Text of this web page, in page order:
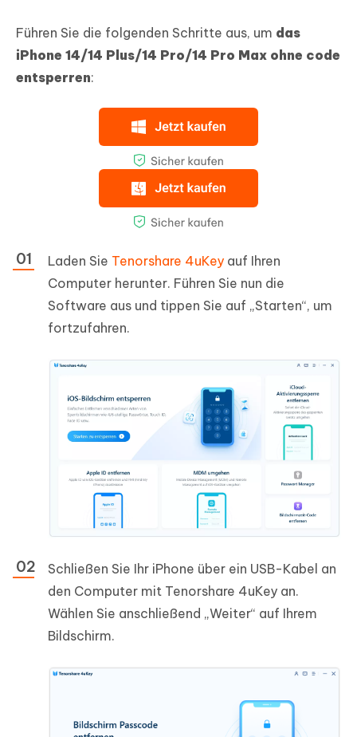
Führen Sie die folgenden Schritte aus, um das
iPhone 14/14 Plus/14 Pro/14 Pro Max ohne code
entsperren:
Laden Sie Tenorshare 4uKey auf Ihren
Computer herunter. Führen Sie nun die
Software aus und tippen Sie auf „Starten“, um
fortzufahren.
Schließen Sie Ihr iPhone über ein USB-Kabel an
den Computer mit Tenorshare 4uKey an.
Wählen Sie anschließend „Weiter“ auf Ihrem
Bildschirm.